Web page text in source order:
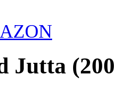
Jutta